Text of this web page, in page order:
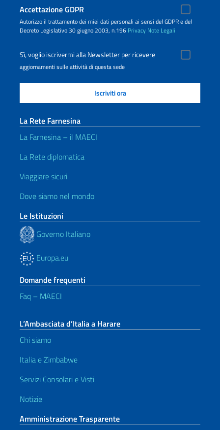
Accettazione GDPR
Autorizzo il trattamento dei miei dati personali ai sensi del GDPR e del
Decreto Legislativo 30 giugno 2003, n.196 Privacy Note Legali
Sì, voglio iscrivermi alla Newsletter per ricevere
aggiornamenti sulle attività di questa sede
La Rete Farnesina
La Farnesina – il MAECI
La Rete diplomatica
Viaggiare sicuri
Dove siamo nel mondo
Le Istituzioni
Governo Italiano
Europa.eu
Domande frequenti
Faq – MAECI
L’Ambasciata d’Italia a Harare
Chi siamo
Italia e Zimbabwe
Servizi Consolari e Visti
Notizie
Amministrazione Trasparente